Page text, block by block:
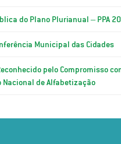
do Plano Plurianual – PPA
Municipal das Cidades
pelo Compromisso
Nacional de Alfabetização